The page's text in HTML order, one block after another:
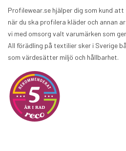
Profilewear.se hjälper dig som kund
när du ska profilera kläder och annan
vi med omsorg valt varumärken som
All förädling på textilier sker i Sverige
som värdesätter miljö och hållbarhet.